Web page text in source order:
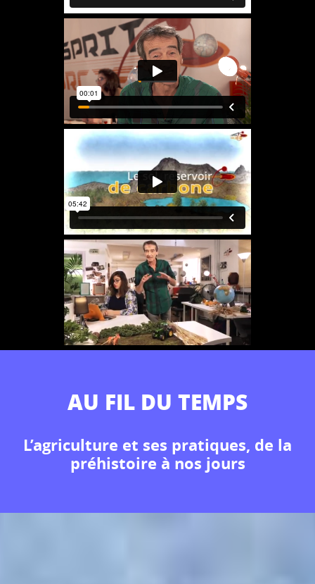
AU FIL DU TEMPS
L’agriculture et ses pratiques, de la
préhistoire à nos jours